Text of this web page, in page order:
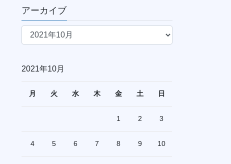
アーカイブ
ア
ブ
2021年10月
月 火 水 木 金 土 日
1 2 3
4 5 6 7 8 9 10